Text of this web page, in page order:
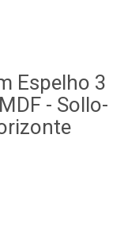
Espelho 3
- Sollo-